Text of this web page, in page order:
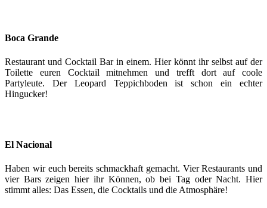
Boca Grande
Restaurant und Cocktail Bar in einem. Hier könnt ihr selbst auf der
Toilette euren Cocktail mitnehmen und trefft dort auf coole
Partyleute. Der Leopard Teppichboden ist schon ein echter
Hingucker!
El Nacional
Haben wir euch bereits schmackhaft gemacht. Vier Restaurants und
vier Bars zeigen hier ihr Können, ob bei Tag oder Nacht. Hier
stimmt alles: Das Essen, die Cocktails und die Atmosphäre!